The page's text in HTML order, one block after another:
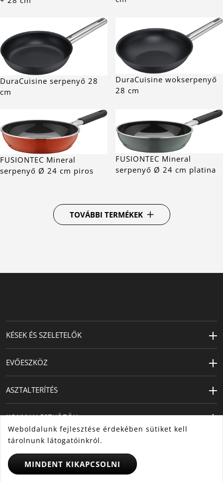
DuraCuisine serpenyő 28
cm
DuraCuisine wokserpenyő
28 cm
FUSIONTEC Mineral
serpenyő Ø 24 cm piros
FUSIONTEC Mineral
serpenyő Ø 24 cm platina
TOVÁBBI TERMÉKEK
KÉSEK ÉS SZELETELŐK
EVŐESZKÖZ
ASZTALTERÍTÉS
KONYHAI ESZKÖZÖK
Weboldalunk fejlesztése érdekében sütiket kell
tárolnunk látogatóinkról.
MINDENT KIKAPCSOLNI